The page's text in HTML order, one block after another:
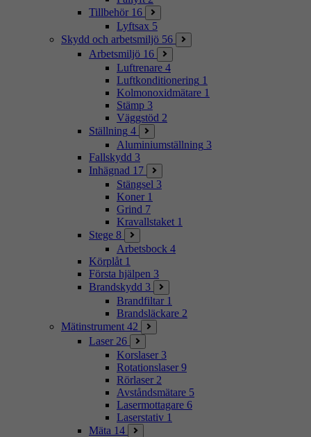
Tillbehör 16
Lyftsax 5
Skydd och arbetsmiljö 56
Arbetsmiljö 16
Luftrenare 4
Luftkonditionering 1
Kolmonoxidmätare 1
Stämp 3
Väggstöd 2
Ställning 4
Aluminiumställning 3
Fallskydd 3
Inhägnad 17
Stängsel 3
Koner 1
Grind 7
Kravallstaket 1
Stege 8
Arbetsbock 4
Körplåt 1
Första hjälpen 3
Brandskydd 3
Brandfiltar 1
Brandsläckare 2
Mätinstrument 42
Laser 26
Korslaser 3
Rotationslaser 9
Rörlaser 2
Avståndsmätare 5
Lasermottagare 6
Laserstativ 1
Mäta 14